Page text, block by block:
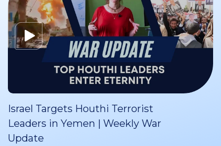
Israel Targets Houthi Terrorist
Leaders in Yemen | Weekly War
Update